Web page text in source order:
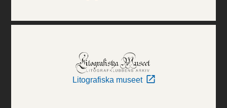
Litografiska museet